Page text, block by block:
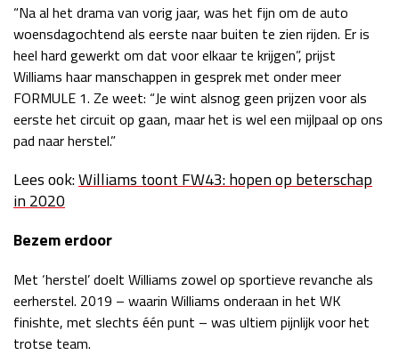
“Na al het drama van vorig jaar, was het fijn om de auto
woensdagochtend als eerste naar buiten te zien rijden. Er is
heel hard gewerkt om dat voor elkaar te krijgen”, prijst
Williams haar manschappen in gesprek met onder meer
FORMULE 1. Ze weet: “Je wint alsnog geen prijzen voor als
eerste het circuit op gaan, maar het is wel een mijlpaal op ons
pad naar herstel.”
Lees ook:Williams toont FW43: hopen op beterschap
in 2020
Bezem erdoor
Met ‘herstel’ doelt Williams zowel op sportieve revanche als
eerherstel. 2019 – waarin Williams onderaan in het WK
finishte, met slechts één punt – was ultiem pijnlijk voor het
trotse team.